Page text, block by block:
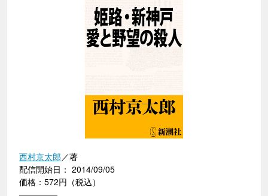
西村京太郎／著
配信開始日： 2014/09/05
価格：572円（税込）